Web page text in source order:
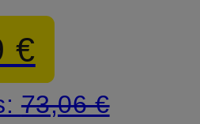
€
73,06 €